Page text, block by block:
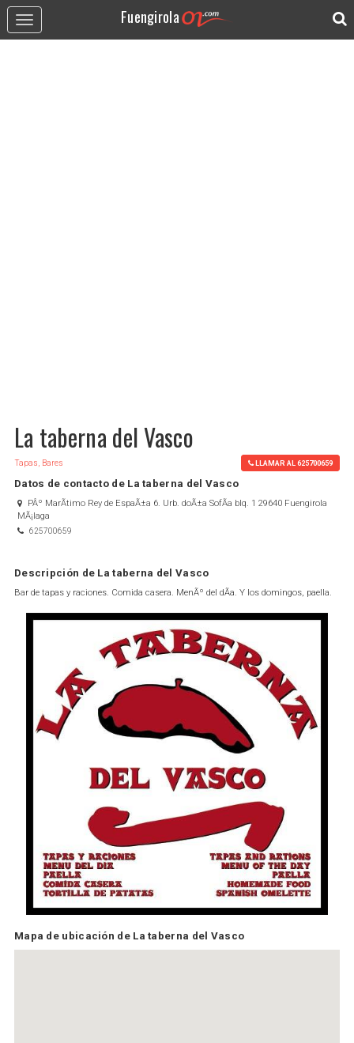
Toggle
navigation
Fuengirola
La taberna del Vasco
Tapas, Bares LLAMAR AL 625700659
Datos de contacto de La taberna del Vasco
PÂº MarÃ­timo Rey de EspaÃ±a 6. Urb. doÃ±a SofÃ­a blq. 1 29640 Fuengirola
MÃ¡laga
625700659
Descripción de La taberna del Vasco
Bar de tapas y raciones. Comida casera. MenÃº del dÃ­a. Y los domingos, paella.
Mapa de ubicación de La taberna del Vasco